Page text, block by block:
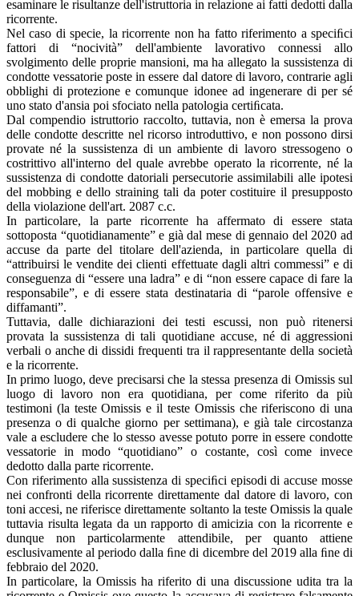
esaminare le risultanze dell'istruttoria in relazione ai fatti dedotti dalla
ricorrente.
Nel caso di specie, la ricorrente non ha fatto riferimento a speciﬁci
fattori di “nocività” dell'ambiente lavorativo connessi allo
svolgimento delle proprie mansioni, ma ha allegato la sussistenza di
condotte vessatorie poste in essere dal datore di lavoro, contrarie agli
obblighi di protezione e comunque idonee ad ingenerare di per sé
uno stato d'ansia poi sfociato nella patologia certiﬁcata.
Dal compendio istruttorio raccolto, tuttavia, non è emersa la prova
delle condotte descritte nel ricorso introduttivo, e non possono dirsi
provate né la sussistenza di un ambiente di lavoro stressogeno o
costrittivo all'interno del quale avrebbe operato la ricorrente, né la
sussistenza di condotte datoriali persecutorie assimilabili alle ipotesi
del mobbing e dello straining tali da poter costituire il presupposto
della violazione dell'art. 2087 c.c.
In particolare, la parte ricorrente ha affermato di essere stata
sottoposta “quotidianamente” e già dal mese di gennaio del 2020 ad
accuse da parte del titolare dell'azienda, in particolare quella di
“attribuirsi le vendite dei clienti effettuate dagli altri commessi” e di
conseguenza di “essere una ladra” e di “non essere capace di fare la
responsabile”, e di essere stata destinataria di “parole offensive e
diffamanti”.
Tuttavia, dalle dichiarazioni dei testi escussi, non può ritenersi
provata la sussistenza di tali quotidiane accuse, né di aggressioni
verbali o anche di dissidi frequenti tra il rappresentante della società
e la ricorrente.
In primo luogo, deve precisarsi che la stessa presenza di Omissis sul
luogo di lavoro non era quotidiana, per come riferito da più
testimoni (la teste Omissis e il teste Omissis che riferiscono di una
presenza o di qualche giorno per settimana), e già tale circostanza
vale a escludere che lo stesso avesse potuto porre in essere condotte
vessatorie in modo “quotidiano” o costante, così come invece
dedotto dalla parte ricorrente.
Con riferimento alla sussistenza di speciﬁci episodi di accuse mosse
nei confronti della ricorrente direttamente dal datore di lavoro, con
toni accesi, ne riferisce direttamente soltanto la teste Omissis la quale
tuttavia risulta legata da un rapporto di amicizia con la ricorrente e
dunque non particolarmente attendibile, per quanto attiene
esclusivamente al periodo dalla ﬁne di dicembre del 2019 alla ﬁne di
febbraio del 2020.
In particolare, la Omissis ha riferito di una discussione udita tra la